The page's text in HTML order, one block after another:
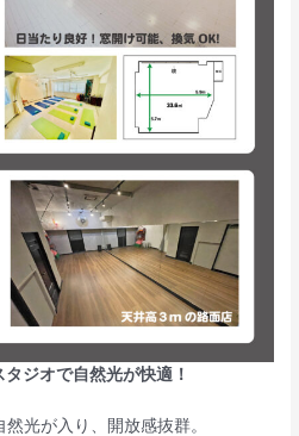
ジオで自然光が快適！
光が入り、開放感抜群。